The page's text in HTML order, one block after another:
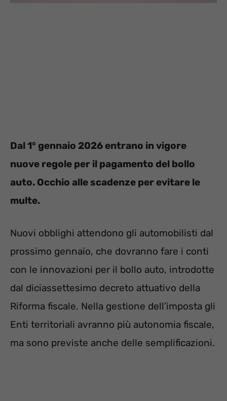
Dal 1° gennaio 2026 entrano in vigore
nuove regole per il pagamento del bollo
auto. Occhio alle scadenze per evitare le
multe.
Nuovi obblighi attendono gli automobilisti dal
prossimo gennaio, che dovranno fare i conti
con le innovazioni per il bollo auto, introdotte
dal diciassettesimo decreto attuativo della
Riforma fiscale. Nella gestione dell’imposta gli
Enti territoriali avranno più autonomia fiscale,
ma sono previste anche delle semplificazioni.